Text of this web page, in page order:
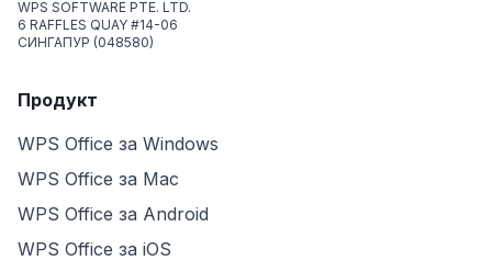
WPS SOFTWARE PTE. LTD.
6 RAFFLES QUAY #14-06
СИНГАПУР (048580)
Продукт
WPS Office за Windows
WPS Office за Mac
WPS Office за Android
WPS Office за iOS